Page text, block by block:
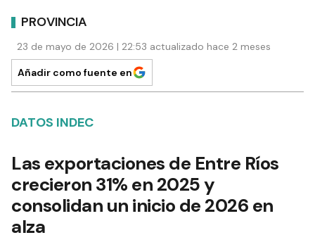
PROVINCIA
23 de mayo de 2026 | 22:53 actualizado hace 2 meses
Añadir como fuente en
DATOS INDEC
Las exportaciones de Entre Ríos
crecieron 31% en 2025 y
consolidan un inicio de 2026 en
alza